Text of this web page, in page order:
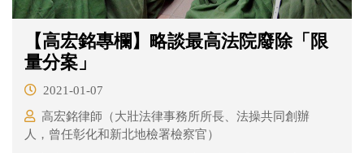
【高宏銘專欄】略談最高法院廢除「限
量分案」
2021-01-07
高宏銘律師（大壯法律事務所所長、法操共同創辦
人，曾任彰化和新北地檢署檢察官）